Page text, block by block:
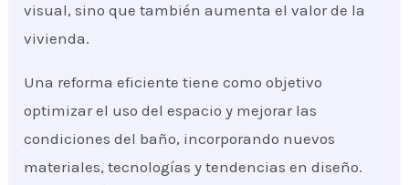
visual, sino que también aumenta el valor de la
vivienda.
Una reforma eficiente tiene como objetivo
optimizar el uso del espacio y mejorar las
condiciones del baño, incorporando nuevos
materiales, tecnologías y tendencias en diseño.